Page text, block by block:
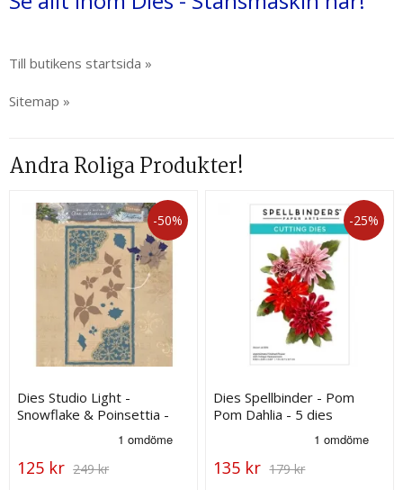
Till butikens startsida »
Sitemap »
Andra Roliga Produkter!
-50%
Dies Studio Light -
Snowflake & Poinsettia -
125 kr 249 kr
-25%
Dies Spellbinder - Pom
Pom Dahlia - 5 dies
135 kr 179 kr